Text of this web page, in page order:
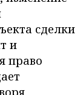
сделки
и
право